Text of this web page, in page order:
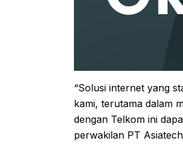
“Solusi internet yang
kami, terutama dalam
dengan Telkom ini
perwakilan PT